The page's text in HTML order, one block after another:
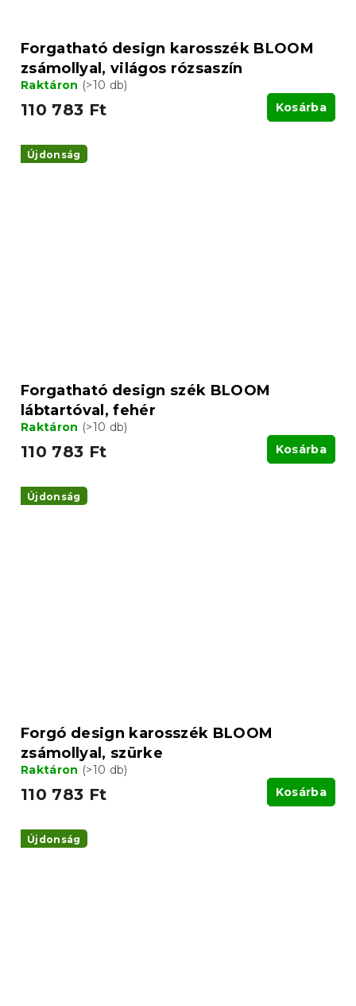
Forgatható design karosszék BLOOM
zsámollyal, világos rózsaszín
Raktáron (>10 db)
110 783 Ft Kosárba
Újdonság
Forgatható design szék BLOOM
lábtartóval, fehér
Raktáron (>10 db)
110 783 Ft Kosárba
Újdonság
Forgó design karosszék BLOOM
zsámollyal, szürke
Raktáron (>10 db)
110 783 Ft Kosárba
Újdonság